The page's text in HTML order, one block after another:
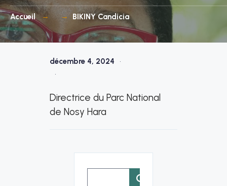
Accueil BIKINY Candicia
décembre 4, 2024
•
•
Directrice du Parc National
de Nosy Hara
Rechercher :